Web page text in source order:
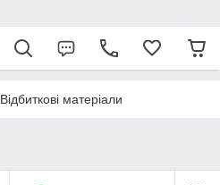
Відбиткові матеріали